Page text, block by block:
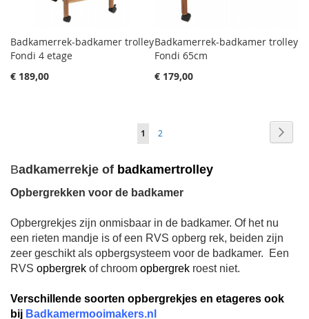
Badkamerrek-badkamer trolley
Fondi 4 etage
€ 189,00
Badkamerrek-badkamer trolley
Fondi 65cm
€ 179,00
Pagina
Je
momenteel
pagina
1 Pagina
2
Badkamerrekje of badkamertrolley
Opbergrekken voor de badkamer
Opbergrekjes zijn onmisbaar in de badkamer. Of het nu
een rieten mandje is of een RVS opberg rek, beiden zijn
zeer geschikt als opbergsysteem voor de badkamer. Een
RVS opbergrek of chroom opbergrek roest niet.
Verschillende soorten opbergrekjes en etageres ook
bij Badkamermooimakers.nl